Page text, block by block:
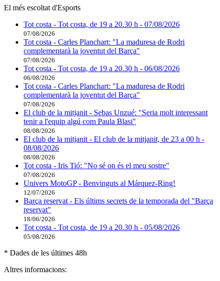
El més escoltat d'Esports
Tot costa - Tot costa, de 19 a 20.30 h - 07/08/2026
07/08/2026
Tot costa - Carles Planchart: "La maduresa de Rodri
complementarà la joventut del Barça"
07/08/2026
Tot costa - Tot costa, de 19 a 20.30 h - 06/08/2026
06/08/2026
Tot costa - Carles Planchart: "La maduresa de Rodri
complementarà la joventut del Barça"
07/08/2026
El club de la mitjanit - Sebas Unzué: "Seria molt interessant
tenir a l'equip algú com Paula Blasi"
08/08/2026
El club de la mitjanit - El club de la mitjanit, de 23 a 00 h -
08/08/2026
08/08/2026
Tot costa - Iris Tió: "No sé on és el meu sostre"
07/08/2026
Univers MotoGP - Benvinguts al Márquez-Ring!
12/07/2026
Barça reservat - Els últims secrets de la temporada del "Barça
reservat"
18/06/2026
Tot costa - Tot costa, de 19 a 20.30 h - 05/08/2026
05/08/2026
* Dades de les últimes 48h
Altres informacions: